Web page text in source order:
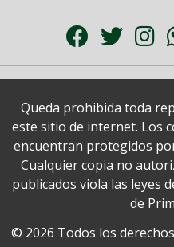
Queda prohibida toda
este sitio de internet. Los
encuentran protegidos
Cualquier copia no
publicados viola las leyes
de
© 2026 Todos los